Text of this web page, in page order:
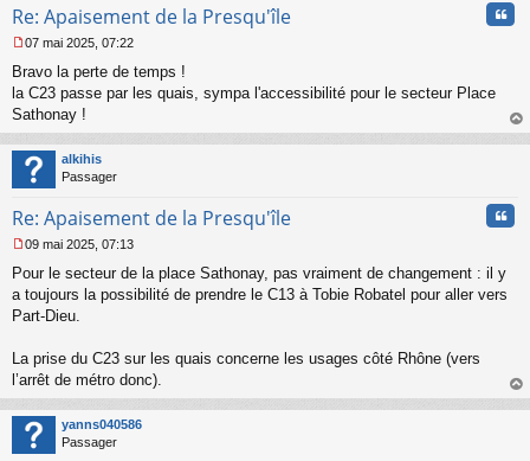
Re: Apaisement de la Presqu'île
e
s
s
g
e
n
n
u
07 mai 2025, 07:22
Bravo la perte de temps !
la C23 passe par les quais, sympa l'accessibilité pour le secteur Place
Sathonay !
au
alkihis
Passager
Re: Apaisement de la Presqu'île
e
s
s
e
n
o
n
l
u
09 mai 2025, 07:13
Pour le secteur de la place Sathonay, pas vraiment de changement : il y
a toujours la possibilité de prendre le C13 à Tobie Robatel pour aller vers
Part-Dieu.
La prise du C23 sur les quais concerne les usages côté Rhône (vers
l’arrêt de métro donc).
au
yanns040586
Passager